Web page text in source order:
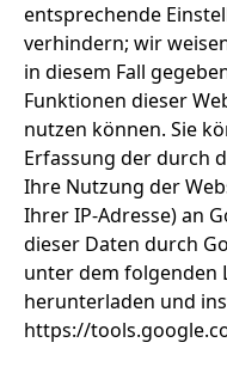
entsprechende
verhindern; wir
in diesem Fall
Funktionen dieser
nutzen können. Sie
Erfassung der durch
Ihre Nutzung der
Ihrer IP-Adresse) an
dieser Daten durch
unter dem folgenden
herunterladen und
https://